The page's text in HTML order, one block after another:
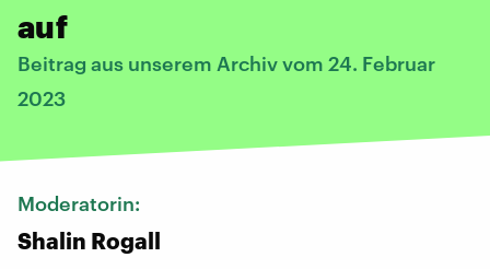
auf
Beitrag aus unserem Archiv vom 24. Februar
2023
Moderatorin:
Shalin Rogall